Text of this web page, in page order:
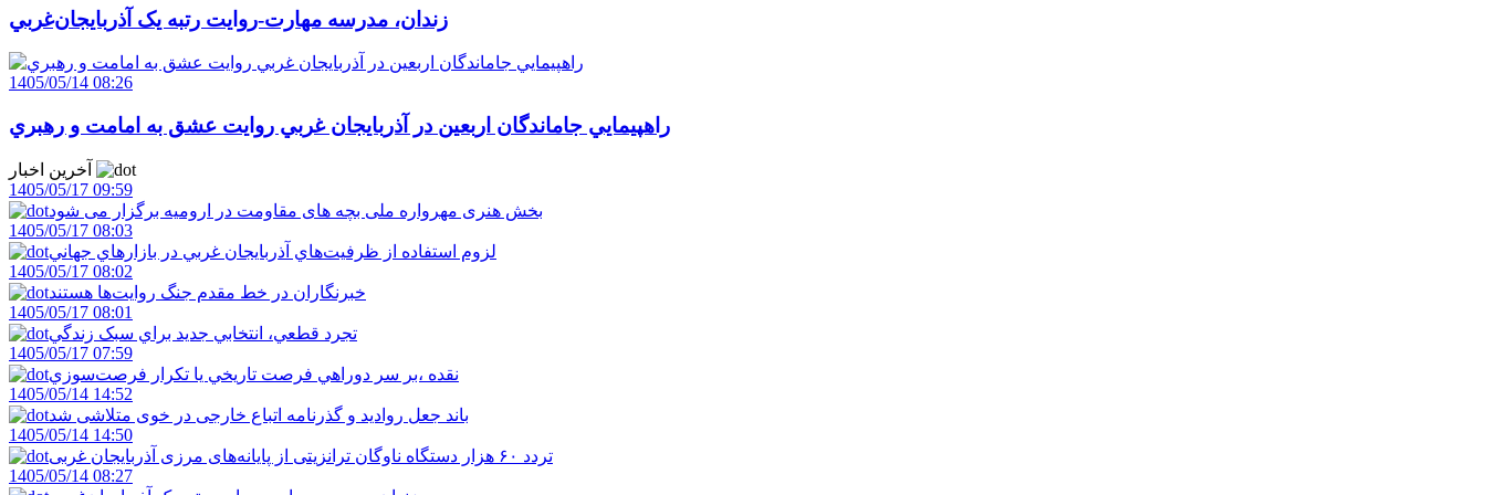
زندان، مدرسه مهارت-روايت رتبه يک آذربايجان‌غربي
1405/05/14 08:26
راهپيمايي جاماندگان اربعين در آذربايجان غربي روايت عشق به امامت و رهبري
1405/05/17 09:59
بخش هنری مهرواره ملی بچه های مقاومت در ارومیه برگزار می شود
1405/05/17 08:03
لزوم استفاده از ظرفيت‌هاي آذربايجان غربي در بازارهاي جهاني
1405/05/17 08:02
خبرنگاران در خط مقدم جنگ روايت‌ها هستند
1405/05/17 08:01
تجرد قطعي، انتخابي جديد براي سبک زندگي
1405/05/17 07:59
نقده ،بر سر دوراهي فرصت تاريخي يا تکرار فرصت‌سوزي
1405/05/14 14:52
باند جعل روادید و گذرنامه اتباع خارجی در خوی متلاشی شد
1405/05/14 14:50
تردد ۶۰ هزار دستگاه ناوگان ترانزیتی از پایانه‌های مرزی آذربایجان ‌غربی
1405/05/14 08:27